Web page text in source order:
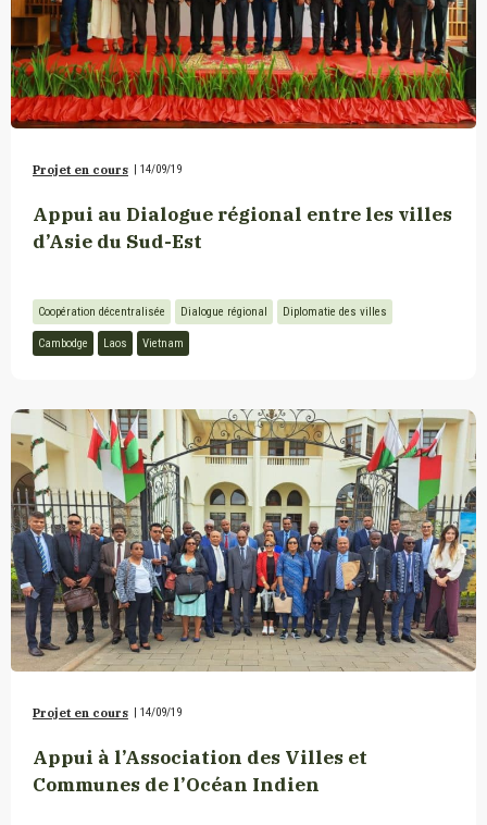
Projet en cours 14/09/19
Appui au Dialogue régional entre les villes
d’Asie du Sud-Est
Coopération décentralisée Dialogue régional Diplomatie des villes
Cambodge Laos Vietnam
Projet en cours | 14/09/19
Appui à l’Association des Villes et
Communes de l’Océan Indien